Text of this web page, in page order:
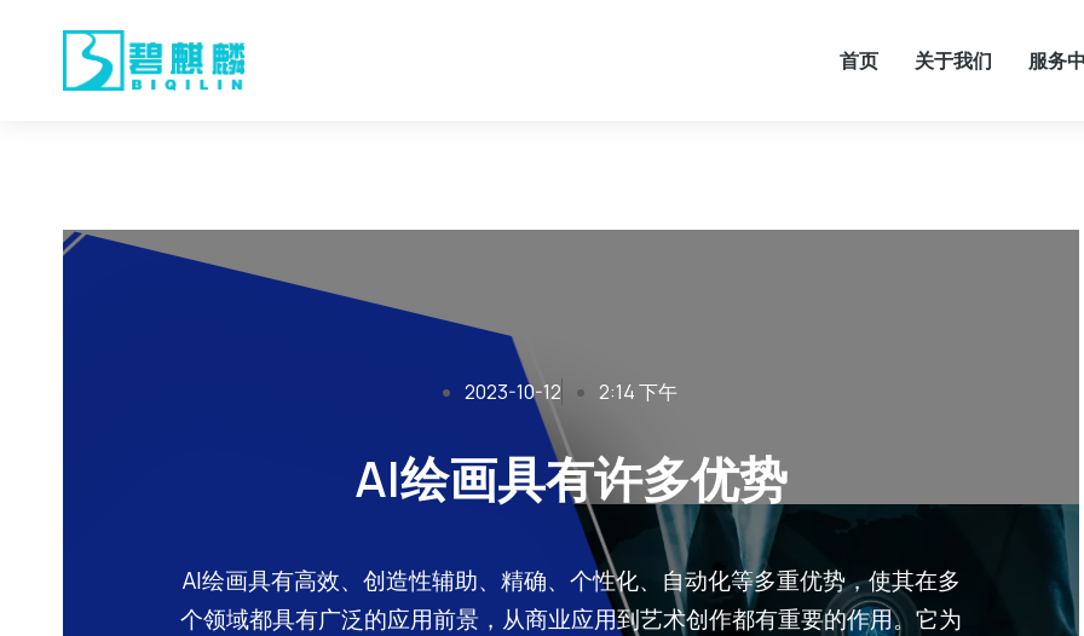
首页 关于我们 服务
2023-10-12 2:14 下午
AI绘画具有许多优势
AI绘画具有高效、创造性辅助、精确、个性化、自动化等多重优势，使其在多
个领域都具有广泛的应用前景，从商业应用到艺术创作都有重要的作用。它为